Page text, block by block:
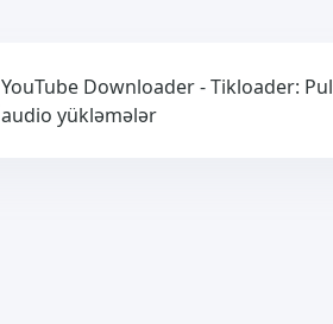
YouTube Downloader - Tikloader:
audio yükləmələr